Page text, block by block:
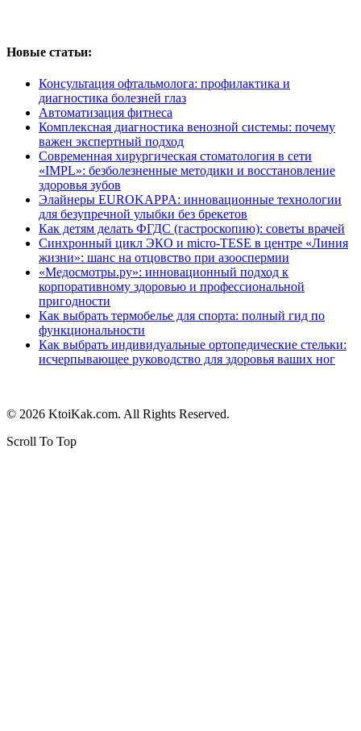
Новые статьи:
Консультация офтальмолога: профилактика и
диагностика болезней глаз
Автоматизация фитнеса
Комплексная диагностика венозной системы: почему
важен экспертный подход
Современная хирургическая стоматология в сети
«IMPL»: безболезненные методики и восстановление
здоровья зубов
Элайнеры EUROKAPPA: инновационные технологии
для безупречной улыбки без брекетов
Как детям делать ФГДС (гастроскопию): советы врачей
Синхронный цикл ЭКО и micro-TESE в центре «Линия
жизни»: шанс на отцовство при азооспермии
«Медосмотры.ру»: инновационный подход к
корпоративному здоровью и профессиональной
пригодности
Как выбрать термобелье для спорта: полный гид по
функциональности
Как выбрать индивидуальные ортопедические стельки:
исчерпывающее руководство для здоровья ваших ног
© 2026 KtoiKak.com. All Rights Reserved.
Scroll To Top